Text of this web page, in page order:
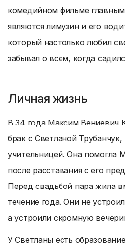
комедийном фильме
являются лимузин и его
который настолько любил
забывал о всем, когда
Личная жизнь
В 34 года Максим Вениевич
брак с Светланой Трубанчук,
учительницей. Она помогла
после расставания с его
Перед свадьбой пара жила
течение года. Они не
а устроили скромную
У Светланы есть